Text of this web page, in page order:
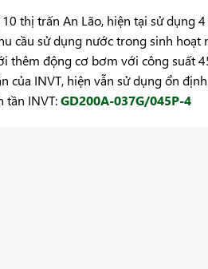
thị trấn An Lão, hiện tại sử dụng
cầu sử dụng nước trong sinh hoạt
thêm động cơ bơm với công suất
INVT, hiện vẫn sử dụng ổn
tần INVT:GD200A-037G/045P-4